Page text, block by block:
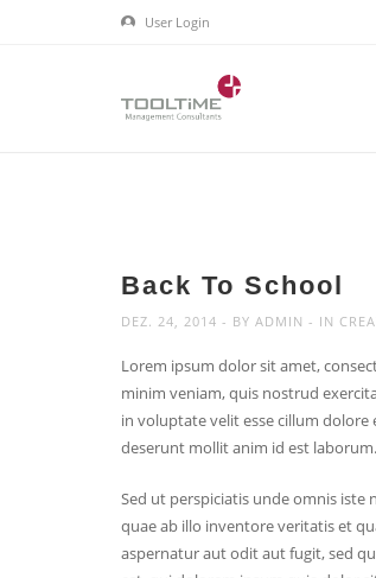
User Login
Back To School
DEZ. 24, 2014 BY ADMIN IN
Lorem ipsum dolor sit amet,
minim veniam, quis nostrud
in voluptate velit esse cillum
deserunt mollit anim id est laborum.
Sed ut perspiciatis unde omnis
quae ab illo inventore veritatis et
aspernatur aut odit aut fugit, sed